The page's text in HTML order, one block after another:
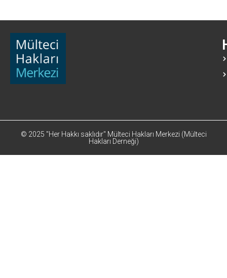
© 2025 "Her Hakkı saklıdır" Mülteci Hakları Merkezi (Mülteci
Hakları Derneği)